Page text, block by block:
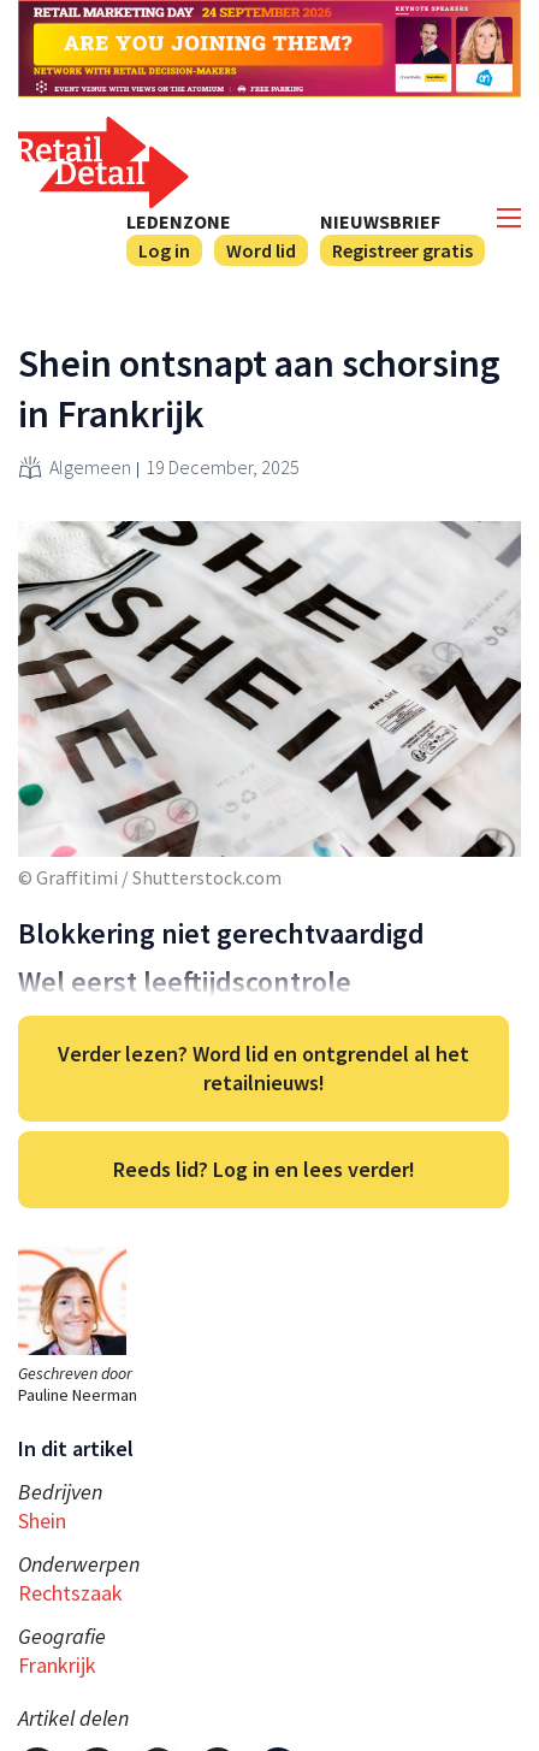
NIEUWSBRIEF
Registreer gratis
LEDENZONE
Log in
Word lid
Geschreven door
Pauline Neerman
In dit artikel
Bedrijven
Shein
Onderwerpen
Rechtszaak
Geografie
Frankrijk
Artikel delen
Shein ontsnapt aan schorsing
in Frankrijk
Algemeen 19 December, 2025
© Graffitimi / Shutterstock.com
Blokkering niet gerechtvaardigd
Wel eerst leeftijdscontrole
Verder lezen? Word lid en ontgrendel al het
retailnieuws!
Reeds lid? Log in en lees verder!